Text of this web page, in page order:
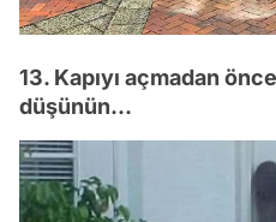
13. Kapıyı açmadan
düşünün...